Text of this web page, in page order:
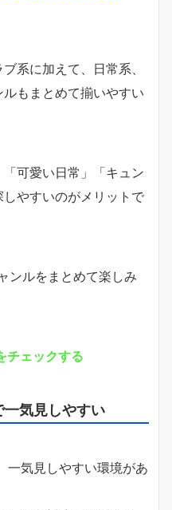
系に加えて、日常系、
もまとめて揃いやすい
可愛い日常」「キュン
やすいのがメリットで
ンルをまとめて楽しみ
チェックする
気見しやすい
一気見しやすい環境があ